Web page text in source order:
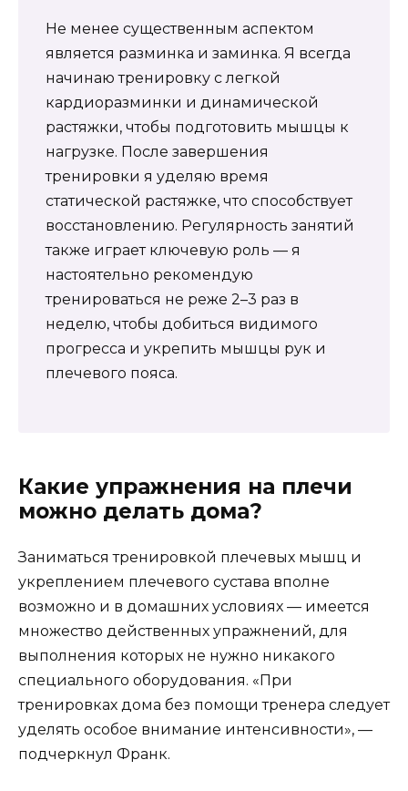
Не менее существенным аспектом
является разминка и заминка. Я всегда
начинаю тренировку с легкой
кардиоразминки и динамической
растяжки, чтобы подготовить мышцы к
нагрузке. После завершения
тренировки я уделяю время
статической растяжке, что способствует
восстановлению. Регулярность занятий
также играет ключевую роль — я
настоятельно рекомендую
тренироваться не реже 2–3 раз в
неделю, чтобы добиться видимого
прогресса и укрепить мышцы рук и
плечевого пояса.
Какие упражнения на плечи
можно делать дома?
Заниматься тренировкой плечевых мышц и
укреплением плечевого сустава вполне
возможно и в домашних условиях — имеется
множество действенных упражнений, для
выполнения которых не нужно никакого
специального оборудования. «При
тренировках дома без помощи тренера следует
уделять особое внимание интенсивности», —
подчеркнул Франк.